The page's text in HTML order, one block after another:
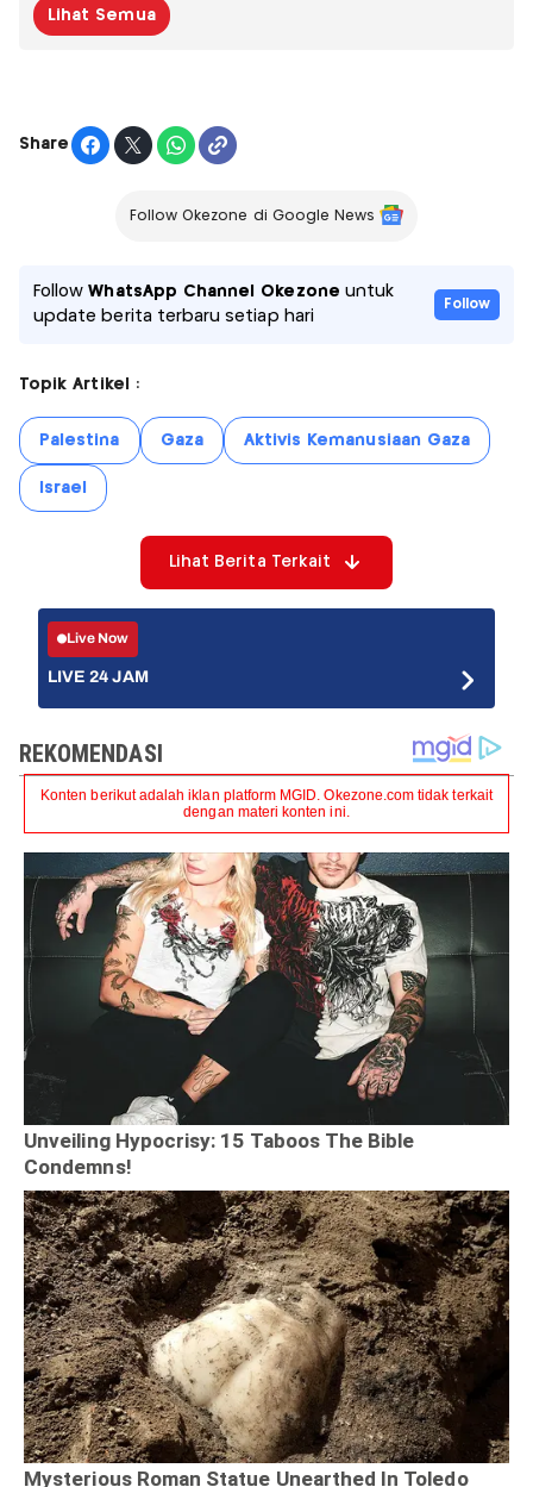
Lihat Semua
Share
Follow Okezone di Google News
FollowWhatsApp Channel Okezone untuk
update berita terbaru setiap hari
Follow
Topik Artikel :
Palestina Gaza Aktivis Kemanusiaan Gaza
Israel
Lihat Berita Terkait
Live Now
LIVE 24 JAM